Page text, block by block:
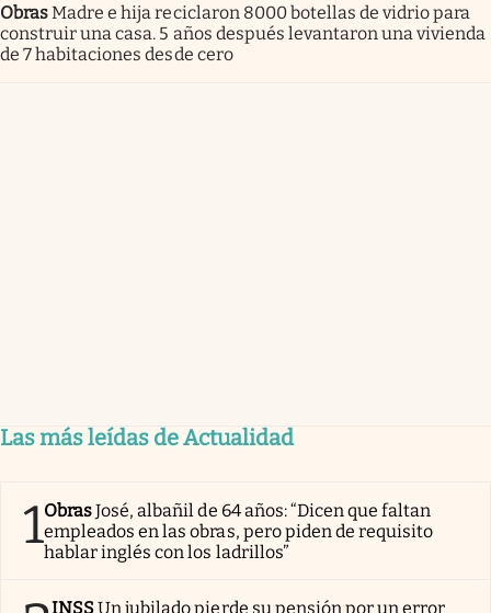
ObrasMadre e hija reciclaron 8000 botellas de vidrio para
construir una casa. 5 años después levantaron una vivienda
de 7 habitaciones desde cero
Las más leídas de Actualidad
1ObrasJosé, albañil de 64 años: “Dicen que faltan
empleados en las obras, pero piden de requisito
hablar inglés con los ladrillos”
INSSUn jubilado pierde su pensión por un error